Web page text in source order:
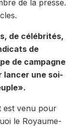
de la presse.
de célébrités,
de
de campagne
lancer une soi-
est venu pour
le Royaume-